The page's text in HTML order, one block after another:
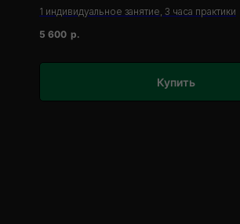
1 индивидуальное занятие, 3 часа практики
5 600 р.
Купить